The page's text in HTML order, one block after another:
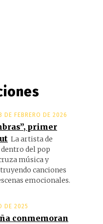
DE FEBRERO DE 2026
primer
La artista de
del pop
música y
canciones
emocionales.
DE 2025
conmemoran